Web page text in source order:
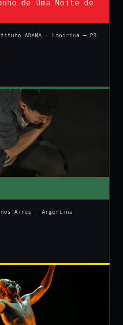
de Uma Noite de
ADAMA · Londrina — PR
Aires — Argentina